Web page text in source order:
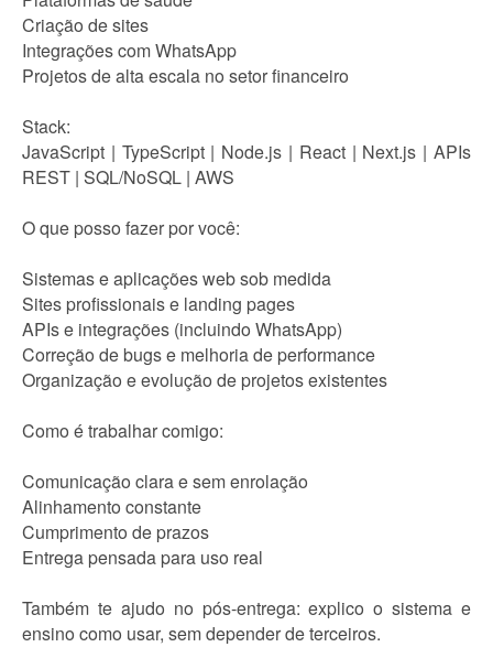
Criação de sites
Integrações com WhatsApp
Projetos de alta escala no setor financeiro
Stack:
JavaScript | TypeScript | Node.js | React | Next.js | APIs
REST | SQL/NoSQL | AWS
O que posso fazer por você:
Sistemas e aplicações web sob medida
Sites profissionais e landing pages
APIs e integrações (incluindo WhatsApp)
Correção de bugs e melhoria de performance
Organização e evolução de projetos existentes
Como é trabalhar comigo:
Comunicação clara e sem enrolação
Alinhamento constante
Cumprimento de prazos
Entrega pensada para uso real
Também te ajudo no pós-entrega: explico o sistema e
ensino como usar, sem depender de terceiros.